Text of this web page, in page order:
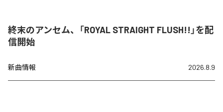
終末のアンセム、「ROYAL STRAIGHT FLUSH!!」を配
信開始
新曲情報 2026.8.9